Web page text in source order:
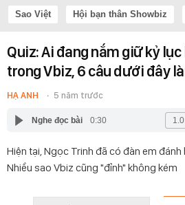
Sao Việt Hội bạn thân Showbiz
Quiz: Ai đang nắm giữ kỷ
trong Vbiz, 6 câu dưới đây
HẠ ANH 5 năm trước
Nghe đọc bài 0:30
Hiện tại, Ngọc Trinh đã có đàn em
Nhiều sao Vbiz cũng "đỉnh" không kém